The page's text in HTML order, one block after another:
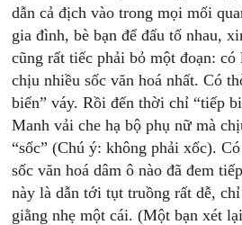
dẫn cả địch vào trong mọi mối
gia đình, bè bạn để đấu tố nhau,
cũng rất tiếc phải bỏ một đoạn:
chịu nhiều sốc văn hoá nhất. Có
biến” váy. Rồi đến thời chỉ “tiếp
Manh vải che hạ bộ phụ nữ mà
“sốc” (Chú ý: không phải xốc).
sốc văn hoá dâm ô nào đã đem
này là dẫn tới tụt truồng rất dễ,
giằng nhẹ một cái. (Một bạn xét